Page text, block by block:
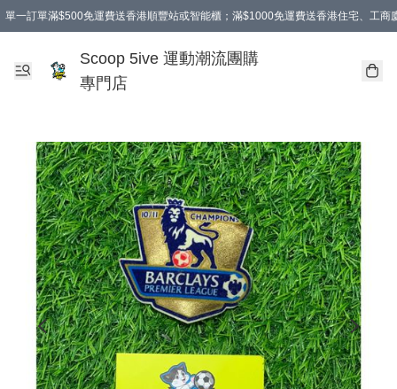
單一訂單滿$500免運費送香港順豐站或智能櫃；滿$1000免運費送香港住宅、工商
Scoop 5ive 運動潮流團購
專門店